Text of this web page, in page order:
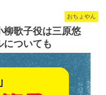
おちょやん
柳歌子役は三原悠
についても